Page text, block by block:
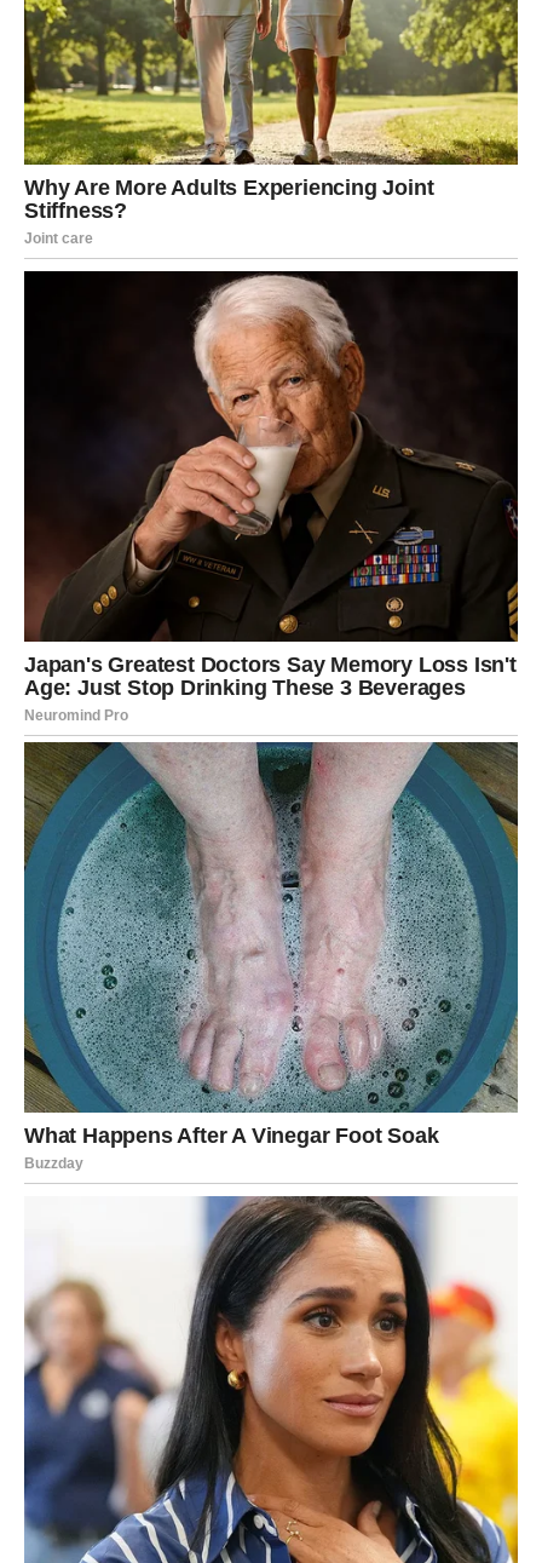
pozicije i pravca.
Može se desiti da:
dobijete neočekivanu kritiku
shvatite da trud nije bio vrednovan
ili se pojavi prilika koja zahteva da siđete sa starog „trona“
da biste izgradili novi
Ovo može delovati šokantno jer ste navikli da budete
primećeni, ali sada se od vas traži da se zapitate:
radim zbog sebe ili zbog slike koju drugi imaju o meni?
Finansije mogu kratkoročno oscilirati, ali dugoročno – ova
promena vodi ka stabilnijem i iskrenijem uspehu, onom
koji ne zahteva stalno dokazivanje.
Ključna lekcija:Prava moć nije u tituli, već u
samopoštovanju.
LJUBAV – ISTINA KOJA SKIDA
MASKU
U ljubavi, naredni dani donoseneočekivano
razotkrivanje emocija.
Ako ste u vezi, može doći do razgovora koji vas
iznenađuje jer pokazuje da druga strana ima drugačiju
sliku odnosa nego vi. Možda shvatate da ste bili vođa i u
ljubavi, da ste davali više pažnje, inicijative i topline nego
što ste dobijali.
Za slobodne Lavove, šok može doći kroz:
iznenadan susret sa osobom koja vas vidi „bez sjaja“ – ali
iskreno
povratak stare ljubavi sa istinom koju niste ranije čuli
spoznaju da vas privlači neko ko vam ne aplaudira, već
vas smiruje
Ovo je period kada se ruši potreba da budete obožavani,
a rađa se želja da budete
voljeni bez uslova
Emotivna poruka: Ljubav nije pozornica – već mesto gde
smeš da spustiš gard.